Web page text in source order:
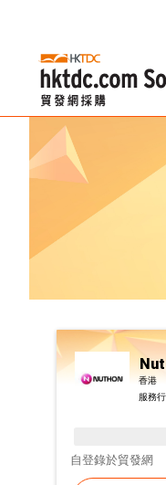
香港
服務
自登錄於貿發網